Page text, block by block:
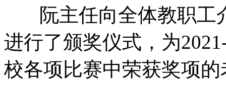
阮主任向全体教职工
进行了颁奖仪式，为
校各项比赛中荣获奖项